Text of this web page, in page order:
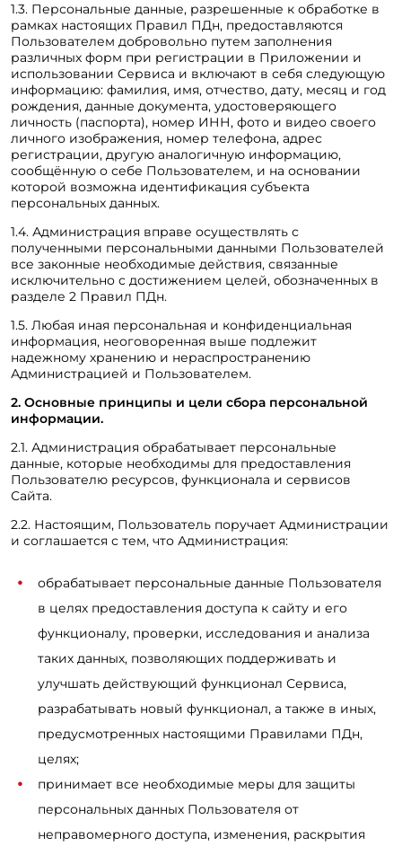
1.3. Персональные данные, разрешенные к обработке в
рамках настоящих Правил ПДн, предоставляются
Пользователем добровольно путем заполнения
различных форм при регистрации в Приложении и
использовании Сервиса и включают в себя следующую
информацию: фамилия, имя, отчество, дату, месяц и год
рождения, данные документа, удостоверяющего
личность (паспорта), номер ИНН, фото и видео своего
личного изображения, номер телефона, адрес
регистрации, другую аналогичную информацию,
сообщённую о себе Пользователем, и на основании
которой возможна идентификация субъекта
персональных данных.
1.4. Администрация вправе осуществлять с
полученными персональными данными Пользователей
все законные необходимые действия, связанные
исключительно с достижением целей, обозначенных в
разделе 2 Правил ПДн.
1.5. Любая иная персональная и конфиденциальная
информация, неоговоренная выше подлежит
надежному хранению и нераспространению
Администрацией и Пользователем.
2. Основные принципы и цели сбора персональной
информации.
2.1. Администрация обрабатывает персональные
данные, которые необходимы для предоставления
Пользователю ресурсов, функционала и сервисов
Сайта.
2.2. Настоящим, Пользователь поручает Администрации
и соглашается с тем, что Администрация:
обрабатывает персональные данные Пользователя
в целях предоставления доступа к сайту и его
функционалу, проверки, исследования и анализа
таких данных, позволяющих поддерживать и
улучшать действующий функционал Сервиса,
разрабатывать новый функционал, а также в иных,
предусмотренных настоящими Правилами ПДн,
целях;
принимает все необходимые меры для защиты
персональных данных Пользователя от
неправомерного доступа, изменения, раскрытия